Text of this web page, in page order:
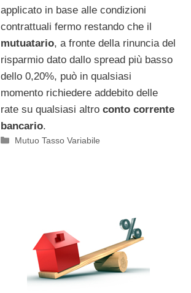
applicato in base alle condizioni
contrattuali fermo restando che il
mutuatario, a fronte della rinuncia del
risparmio dato dallo spread più basso
dello 0,20%, può in qualsiasi
momento richiedere addebito delle
rate su qualsiasi altro conto corrente
bancario.
Categorie
Mutuo Tasso Variabile